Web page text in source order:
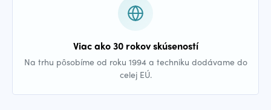
Viac ako 30 rokov skúseností
Na trhu pôsobíme od roku 1994 a techniku dodávame do
celej EÚ.